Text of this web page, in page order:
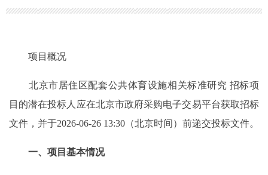
项目概况
北京市居住区配套公共体育设施相关标准研究 招标项
目的潜在投标人应在北京市政府采购电子交易平台获取招标
文件，并于2026-06-26 13:30（北京时间）前递交投标文件。
一、项目基本情况